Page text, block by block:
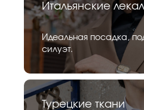
Итальянские
Идеальная посадка,
силуэт.
Турецкие ткани